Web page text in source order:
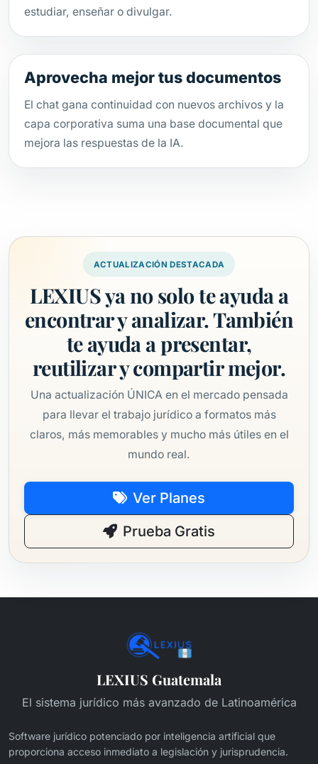
estudiar, enseñar o divulgar.
Aprovecha mejor tus documentos
El chat gana continuidad con nuevos archivos y la
capa corporativa suma una base documental que
mejora las respuestas de la IA.
ACTUALIZACIÓN DESTACADA
LEXIUS ya no solo te ayuda a
encontrar y analizar. También
te ayuda a presentar,
reutilizar y compartir mejor.
Una actualización ÚNICA en el mercado pensada
para llevar el trabajo jurídico a formatos más
claros, más memorables y mucho más útiles en el
mundo real.
Ver Planes
Prueba Gratis
LEXIUS Guatemala
El sistema jurídico más avanzado de Latinoamérica
Software jurídico potenciado por inteligencia artificial que
proporciona acceso inmediato a legislación y jurisprudencia.